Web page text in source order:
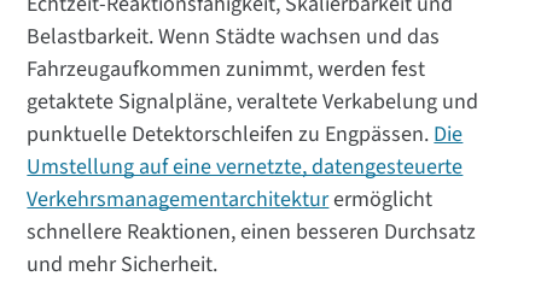
Belastbarkeit. Wenn Städte wachsen und das
Fahrzeugaufkommen zunimmt, werden fest
getaktete Signalpläne, veraltete Verkabelung und
punktuelle Detektorschleifen zu Engpässen.Die
Umstellung auf eine vernetzte, datengesteuerte
Verkehrsmanagementarchitekturermöglicht
schnellere Reaktionen, einen besseren Durchsatz
und mehr Sicherheit.